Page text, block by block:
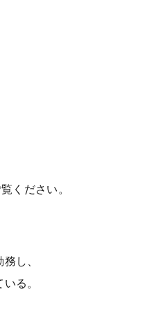
ください。
し、
る。